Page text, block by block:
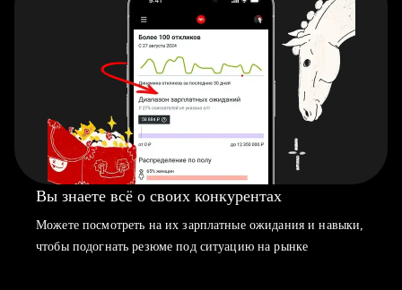
Вы знаете всё о своих конкурентах
Можете посмотреть на их зарплатные ожидания и навыки,
чтобы подогнать резюме под ситуацию на рынке